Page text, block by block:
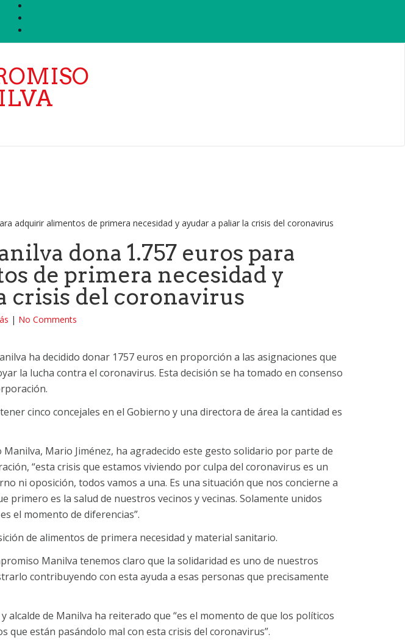
dona 1.757 euros para
de primera necesidad y
crisis del coronavirus
| No Comments
ha decidido donar 1757 euros en proporción a las asignaciones que
la lucha contra el coronavirus. Esta decisión se ha tomado en consenso
cinco concejales en el Gobierno y una directora de área la cantidad es
Manilva, Mario Jiménez, ha agradecido este gesto solidario por parte de
“esta crisis que estamos viviendo por culpa del coronavirus es un
ni oposición, todos vamos a una. Es una situación que nos concierne a
primero es la salud de nuestros vecinos y vecinas. Solamente unidos
el momento de diferencias”.
de alimentos de primera necesidad y material sanitario.
Manilva tenemos claro que la solidaridad es uno de nuestros
contribuyendo con esta ayuda a esas personas que precisamente
alcalde de Manilva ha reiterado que “es el momento de que los políticos
que están pasándolo mal con esta crisis del coronavirus”.